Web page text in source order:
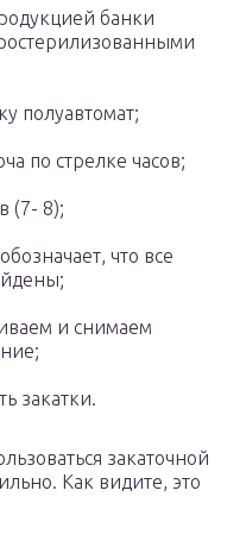
банки
полуавтомат;
по стрелке часов;
(7- 8);
что все
и снимаем
закатки.
закаточной
Как видите, это